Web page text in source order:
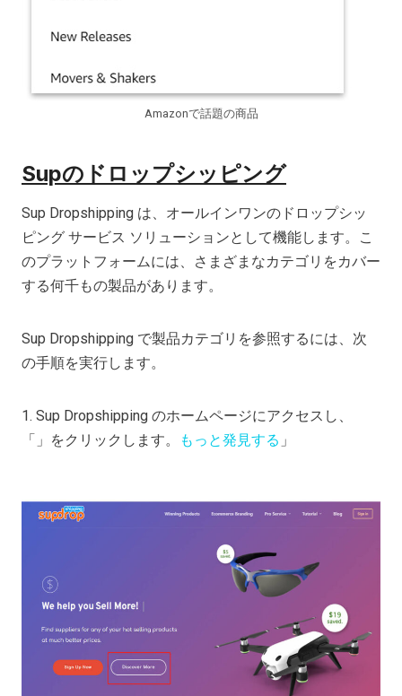
Amazonで話題の商品
Supのドロップシッピング
Sup Dropshipping は、オールインワンのドロップシッ
ピング サービス ソリューションとして機能します。こ
のプラットフォームには、さまざまなカテゴリをカバー
する何千もの製品があります。
Sup Dropshipping で製品カテゴリを参照するには、次
の手順を実行します。
1. Sup Dropshipping のホームページにアクセスし、
「」をクリックします。
もっと発見する 」